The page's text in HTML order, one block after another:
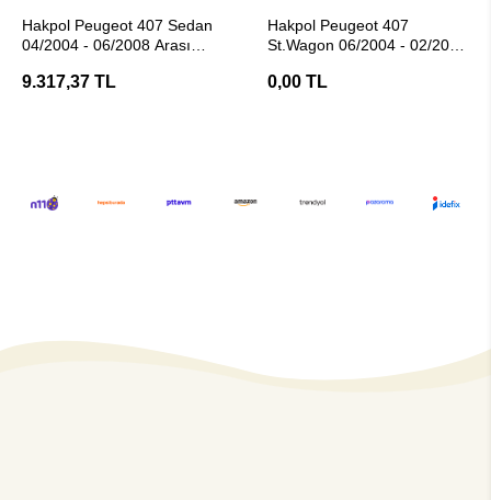
Hakpol Peugeot 407 Sedan
04/2004 - 06/2008 Arası
9.317,37 TL
Hakpol Peugeot 407
St.Wagon 06/2004 - 02/2011
0,00 TL